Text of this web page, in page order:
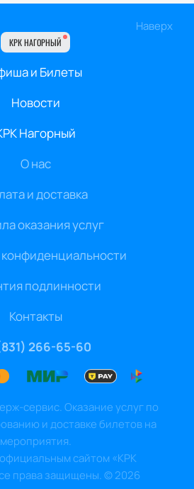
Наверх
КРК НАГОРНЫЙ
и Билеты
Новости
Нагорный
О нас
и доставка
оказания услуг
подлинности
Контакты
266-65-60
сервис. Оказание услуг по
и доставке билетов на
мероприятия.
сайтом «КРК
права защищены.©2026